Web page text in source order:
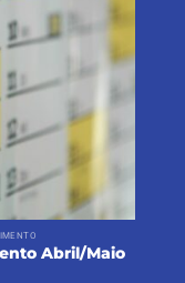
Abril/Maio